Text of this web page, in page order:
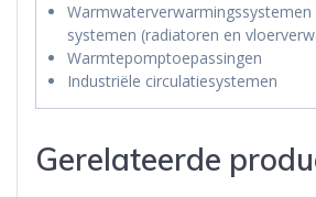
Warmwaterverwarmingssystemen
systemen (radiatoren en
Warmtepomptoepassingen
Industriële circulatiesystemen
Gerelateerde